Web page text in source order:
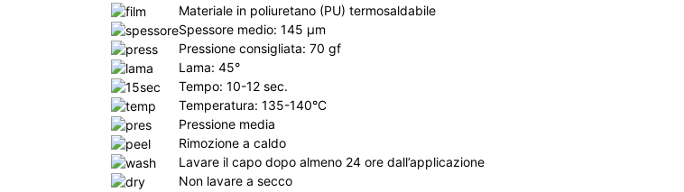
Materiale in poliuretano (PU) termosaldabile
Spessore medio: 145 µm
Pressione consigliata: 70 gf
Lama: 45°
Tempo: 10-12 sec.
Temperatura: 135-140°C
Pressione media
Rimozione a caldo
Lavare il capo dopo almeno 24 ore dall’applicazione
Non lavare a secco